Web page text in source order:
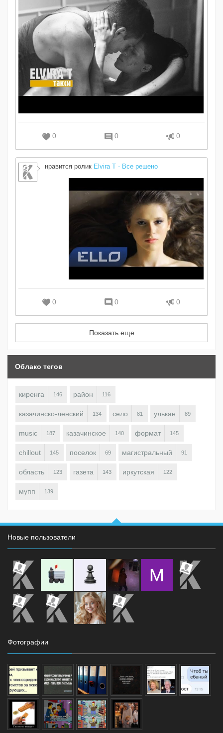
0 0 0
нравится ролик Elvira T - Все решено
0 0 0
Показать еще
Облако тегов
киренга 146 район 116
казачинско-ленский 134 село 81 улькан 89
music 187 казачинское 140 формат 145
chillout 145 поселок 69 магистральный 91
область 123 газета 143 иркутская 122
мупп 139
Новые пользователи
Фотографии